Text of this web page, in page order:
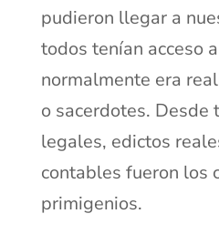
pudieron llegar a
todos tenían acceso
normalmente era
o sacerdotes. Desde
legales, edictos
contables fueron los
primigenios.